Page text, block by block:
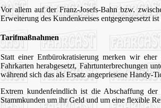
Vor allem auf der Franz-Josefs-Bahn bzw.
Erweiterung des Kundenkreises entgegengesetzt
Tarifmaßnahmen
Statt einer Entbürokratisierung merken wir
Fahrkarten herabgesetzt, Fahrtunterbrechungen
während sich das als Ersatz angepriesene Handy-
Extrem kundenfeindlich ist die Abschaffung der
Stammkunden um ihr Geld und um eine flexible